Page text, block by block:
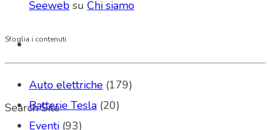
Search Site
Seeweb su Chi siamo
Sfoglia i contenuti
Auto elettriche (179)
Batterie Tesla (20)
Eventi (93)